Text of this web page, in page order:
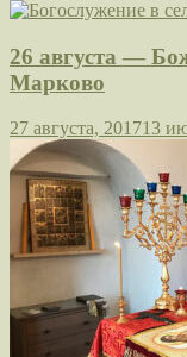
26 августа —
Марково
27 августа, 201713